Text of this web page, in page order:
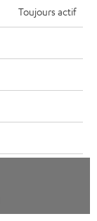
chat
Toujours actif